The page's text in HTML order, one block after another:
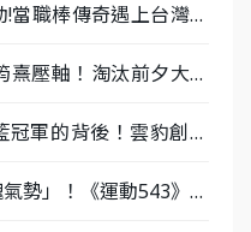
!當職棒傳奇遇上台灣女
熹壓軸！淘汰前夕大混
軍的背後！雲豹創辦
勢」！《運動543》微